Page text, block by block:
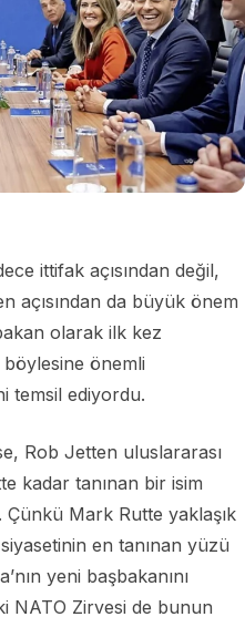
ittifak açısından değil,
açısından da büyük önem
olarak ilk kez
böylesine önemli
temsil ediyordu.
Rob Jetten uluslararası
kadar tanınan bir isim
Mark Rutte yaklaşık
en tanınan yüzü
yeni başbakanını
NATO Zirvesi de bunun